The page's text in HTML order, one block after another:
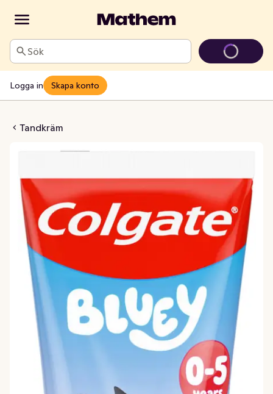
Sök
Logga in Skapa konto
Tandkräm
Bluey 0-5 År